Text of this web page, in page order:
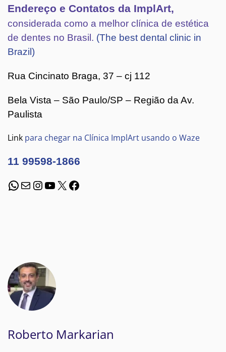
Endereço e Contatos da ImplArt,
considerada como a melhor clínica de estética
de dentes no Brasil. (The best dental clinic in
Brazil)
Rua Cincinato Braga, 37 – cj 112
Bela Vista – São Paulo/SP – Região da Av.
Paulista
Link para chegar na Clínica ImplArt usando o Waze
11 99598-1866
WhatsApp
E-mailInstagram
Youtube
X Facebook
Roberto Markarian